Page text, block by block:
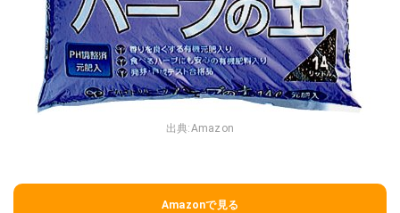
出典:Amazon
Amazonで見る